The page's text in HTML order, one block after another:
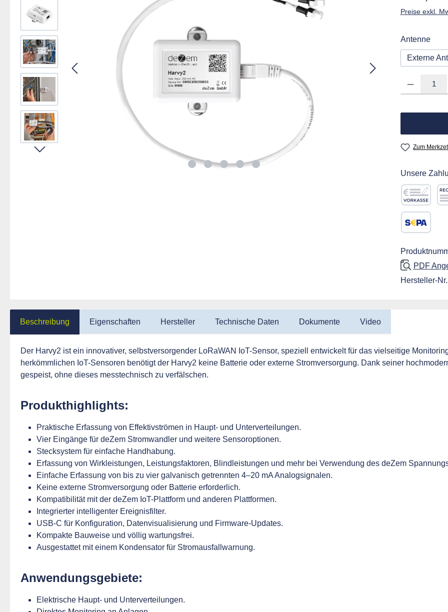
Preise exkl.
Antenne
Externe
Zum
Unsere
Vorkasse
PDF
Hersteller-
Beschreibung Eigenschaften Hersteller Technische Daten Dokumente Video
Der Harvy2 ist ein innovativer, selbstversorgender LoRaWAN IoT-Sensor, speziell entwickelt für das vielseitige
herkömmlichen IoT-Sensoren benötigt der Harvy2 keine Batterie oder externe Stromversorgung. Dank seiner
gespeist, ohne dieses messtechnisch zu verfälschen.
Produkthighlights:
Praktische Erfassung von Effektivströmen in Haupt- und Unterverteilungen.
Vier Eingänge für deZem Stromwandler und weitere Sensoroptionen.
Stecksystem für einfache Handhabung.
Erfassung von Wirkleistungen, Leistungsfaktoren, Blindleistungen und mehr bei Verwendung des deZem
Einfache Erfassung von bis zu vier galvanisch getrennten 4–20 mA Analogsignalen.
Keine externe Stromversorgung oder Batterie erforderlich.
Kompatibilität mit der deZem IoT-Plattform und anderen Plattformen.
Integrierter intelligenter Ereignisfilter.
USB-C für Konfiguration, Datenvisualisierung und Firmware-Updates.
Kompakte Bauweise und völlig wartungsfrei.
Ausgestattet mit einem Kondensator für Stromausfallwarnung.
Anwendungsgebiete:
Elektrische Haupt- und Unterverteilungen.